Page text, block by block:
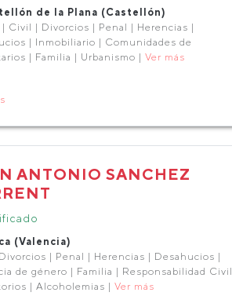
de la Plana (Castellón)
| Civil | Divorcios | Penal | Herencias |
| Inmobiliario | Comunidades de
| Familia | Urbanismo | Ver más
ANTONIO SANCHEZ
(Valencia)
| Penal | Herencias | Desahucios |
de género | Familia | Responsabilidad Civil
| Alcoholemias | Ver más